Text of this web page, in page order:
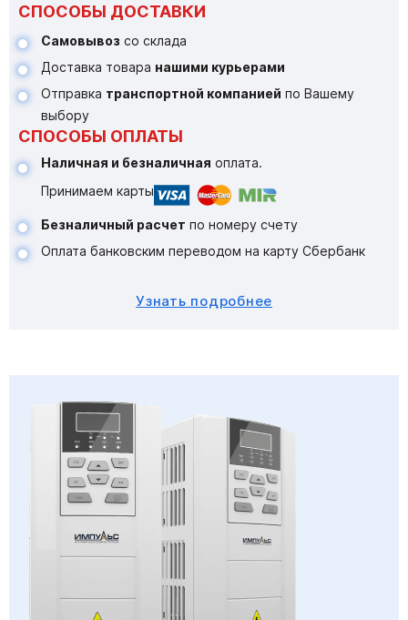
СПОСОБЫ ДОСТАВКИ
Самовывоз со склада
Доставка товара нашими курьерами
Отправка транспортной компанией по Вашему
выбору
СПОСОБЫ ОПЛАТЫ
Наличная и безналичная оплата.
Принимаем карты
Безналичный расчет по номеру счету
Оплата банковским переводом на карту Сбербанк
Узнать подробнее